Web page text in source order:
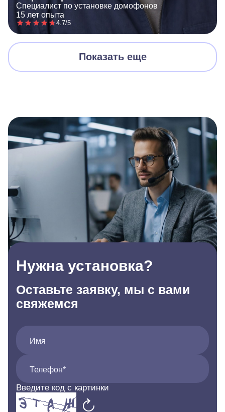
Специалист по установке домофонов
15 лет опыта
4.7/5
Показать еще
Нужна установка?
Оставьте заявку, мы с вами
свяжемся
Имя
Телефон*
Введите код с картинки